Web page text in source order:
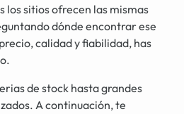
los sitios ofrecen las mismas
dónde encontrar ese
calidad y fiabilidad, has
de stock hasta grandes
A continuación, te